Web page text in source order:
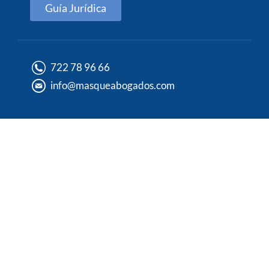
Guía Jurídica
722 78 96 66
info@masqueabogados.com